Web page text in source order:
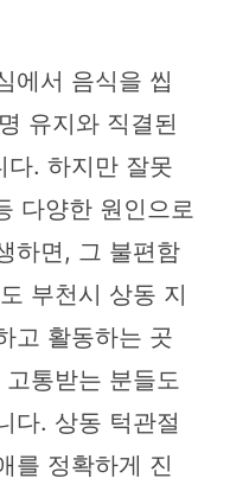
에서 음식을 씹
유지와 직결된
다. 하지만 잘못
다양한 원인으로
하면, 그 불편함
부천시 상동 지
고 활동하는 곳
통받는 분들도
다. 상동 턱관절
를 정확하게 진